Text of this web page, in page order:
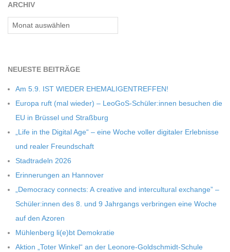
T
-
S
C
H
U
L
E
ARCHIV
Archiv
NEU­ESTE BEITRÄGE
Am 5.9. IST WIEDER EHEMALIGENTREFFEN!
Europa ruft (mal wie­der) – LeoGoS-Schüler:innen besu­chen die
EU in Brüs­sel und Straßburg
„Life in the Digi­tal Age“ – eine Woche vol­ler digi­ta­ler Erleb­nisse
und rea­ler Freundschaft
Stadt­ra­deln 2026
Erin­ne­run­gen an Hannover
„Demo­cracy con­nects: A crea­tive and inter­cul­tu­ral exch­ange” –
Schüler:innen des 8. und 9 Jahr­gangs ver­brin­gen eine Woche
auf den Azoren
Müh­len­berg li(e)bt Demokratie
Aktion „Toter Win­kel“ an der Leonore-Goldschmidt-Schule